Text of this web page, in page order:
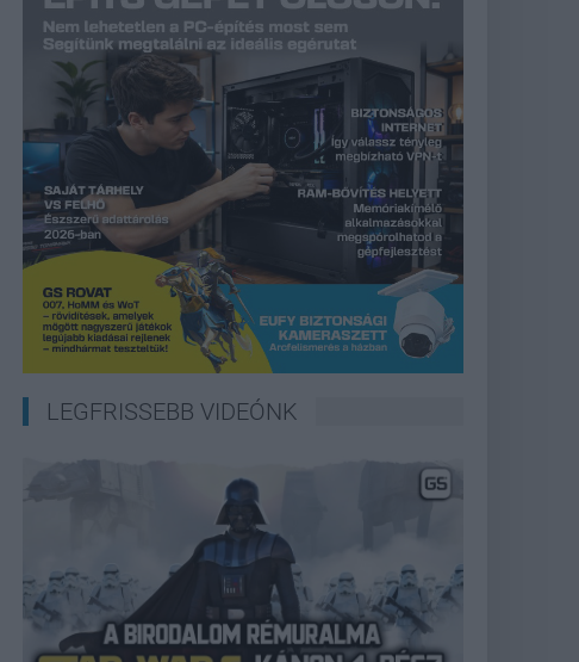
LEGFRISSEBB VIDEÓNK